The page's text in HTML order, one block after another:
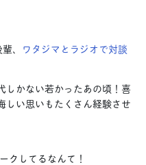
、 ワタジマとラジオで対談
しかない若かったあの頃！喜
しい思いもたくさん経験させ
クしてるなんて！